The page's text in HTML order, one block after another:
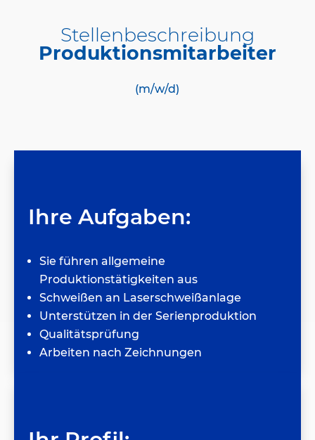
Stellenbeschreibung
Produktionsmitarbeiter
(m/w/d)
Ihre Aufgaben:
Sie führen allgemeine
Produktionstätigkeiten aus
Schweißen an Laserschweißanlage
Unterstützen in der Serienproduktion
Qualitätsprüfung
Arbeiten nach Zeichnungen